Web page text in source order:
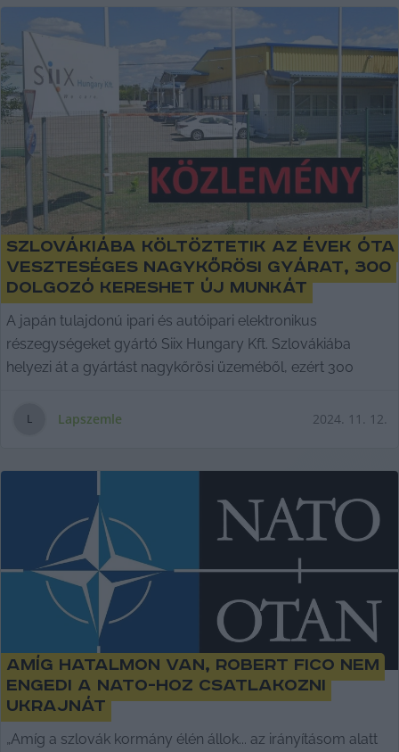
Szlovákiába költöztetik az évek óta
veszteséges nagykőrösi gyárat, 300
dolgozó kereshet új munkát
A japán tulajdonú ipari és autóipari elektronikus
részegységeket gyártó Siix Hungary Kft. Szlovákiába
helyezi át a gyártást nagykőrösi üzeméből, ezért 300
L Lapszemle 2024. 11. 12.
Amíg hatalmon van, Robert Fico nem
engedi a NATO-hoz csatlakozni
Ukrajnát
„Amíg a szlovák kormány élén állok... az irányításom alatt